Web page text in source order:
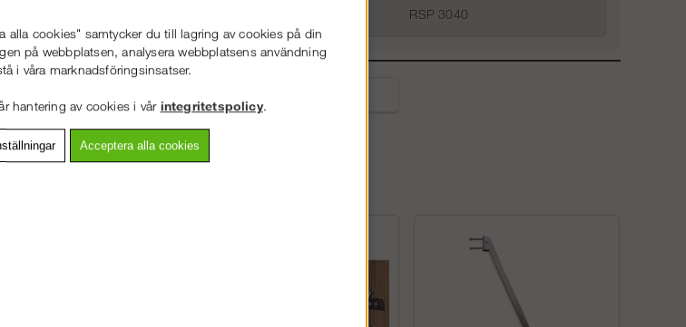
RSP 3040
Andra köpte även
alla cookies" samtycker du till lagring av cookies på din
på webbplatsen, analysera webbplatsens användning
i våra marknadsföringsinsatser.
hantering av cookies i vår integritetspolicy.
Acceptera alla cookies
PRIVAT ELLER FÖRETAG NEDAN.